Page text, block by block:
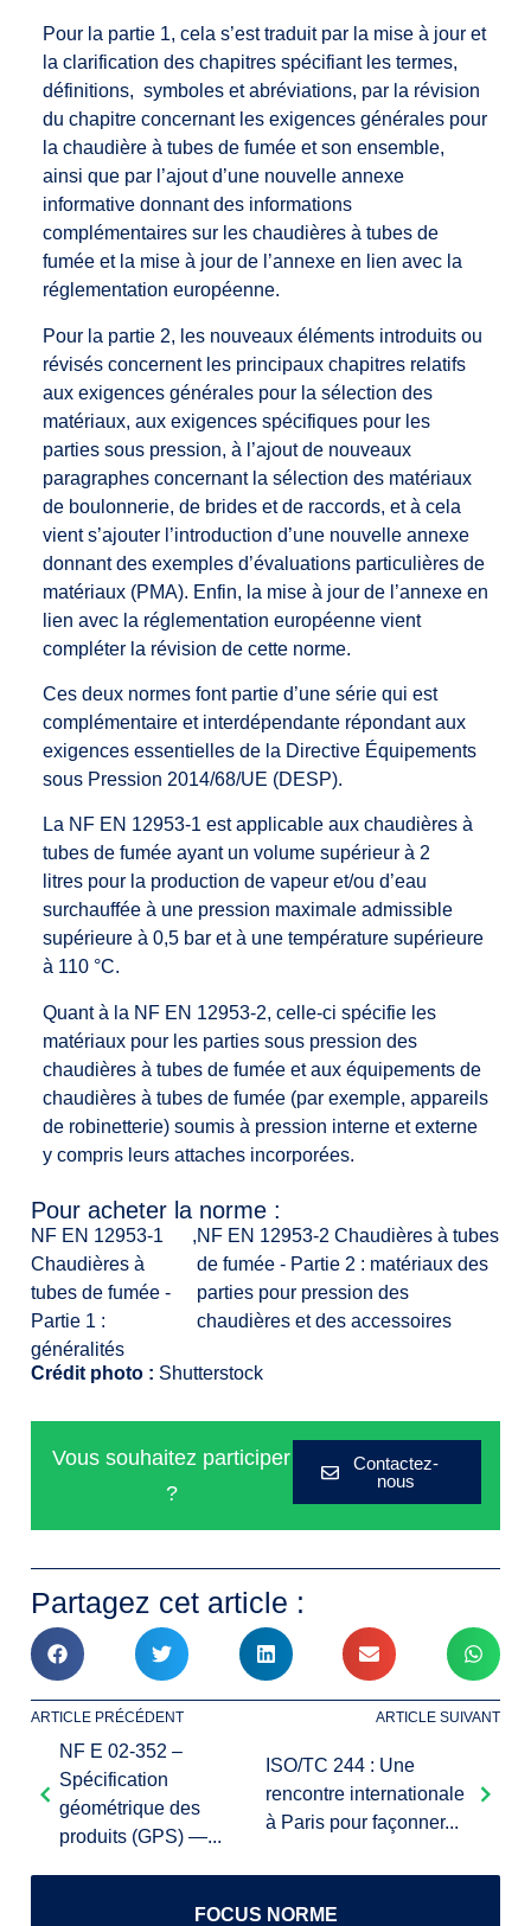
Pour la partie 1, cela s’est traduit par la mise à jour et
la clarification des chapitres spécifiant les termes,
définitions, symboles et abréviations, par la révision
du chapitre concernant les exigences générales pour
la chaudière à tubes de fumée et son ensemble,
ainsi que par l’ajout d’une nouvelle annexe
informative donnant des informations
complémentaires sur les chaudières à tubes de
fumée et la mise à jour de l’annexe en lien avec la
réglementation européenne.
Pour la partie 2, les nouveaux éléments introduits ou
révisés concernent les principaux chapitres relatifs
aux exigences générales pour la sélection des
matériaux, aux exigences spécifiques pour les
parties sous pression, à l’ajout de nouveaux
paragraphes concernant la sélection des matériaux
de boulonnerie, de brides et de raccords, et à cela
vient s’ajouter l’introduction d’une nouvelle annexe
donnant des exemples d’évaluations particulières de
matériaux (PMA). Enfin, la mise à jour de l’annexe en
lien avec la réglementation européenne vient
compléter la révision de cette norme.
Ces deux normes font partie d’une série qui est
complémentaire et interdépendante répondant aux
exigences essentielles de la Directive Équipements
sous Pression 2014/68/UE (DESP).
La NF EN 12953-1 est applicable aux chaudières à
tubes de fumée ayant un volume supérieur à 2
litres pour la production de vapeur et/ou d’eau
surchauffée à une pression maximale admissible
supérieure à 0,5 bar et à une température supérieure
à 110 °C.
Quant à la NF EN 12953-2, celle-ci spécifie les
matériaux pour les parties sous pression des
chaudières à tubes de fumée et aux équipements de
chaudières à tubes de fumée (par exemple, appareils
de robinetterie) soumis à pression interne et externe
y compris leurs attaches incorporées.
Pour acheter la norme :
NF EN 12953-1
Chaudières à
tubes de fumée -
Partie 1 :
généralités
,NF EN 12953-2 Chaudières à tubes
de fumée - Partie 2 : matériaux des
parties pour pression des
chaudières et des accessoires
Crédit photo : Shutterstock
Vous souhaitez participer
?
Contactez-
nous
Partagez cet article :
ARTICLE PRÉCÉDENT ARTICLE SUIVANT
NF E 02-352 –
Spécification
géométrique des
produits (GPS) —...
ISO/TC 244 : Une
rencontre internationale
à Paris pour façonner...
FOCUS NORME